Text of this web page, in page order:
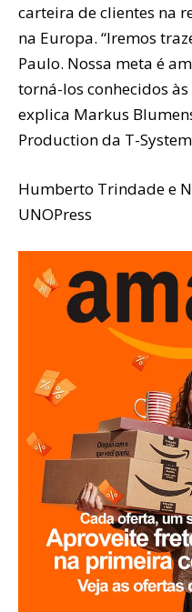
carteira de clientes na
na Europa. “Iremos
Paulo. Nossa meta é
torná-los conhecidos
explica Markus
Production da T-
Humberto Trindade e
UNOPress